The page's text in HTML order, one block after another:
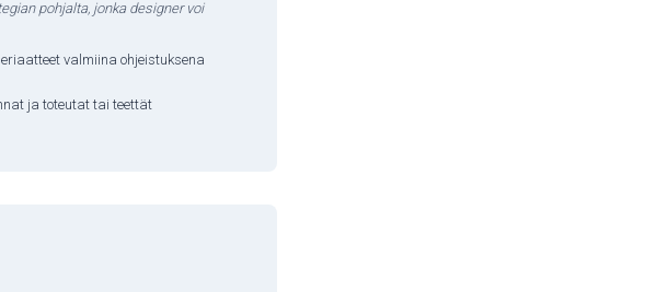
pohjalta, jonka designer voi
valmiina ohjeistuksena
ja toteutat tai teettät